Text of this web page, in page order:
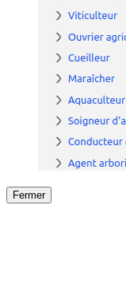
Fermer